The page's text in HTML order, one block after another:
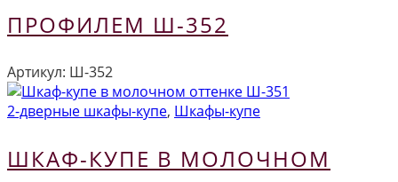
ПРОФИЛЕМ Ш-352
Артикул: Ш-352
2-дверные шкафы-купе, Шкафы-купе
ШКАФ-КУПЕ В МОЛОЧНОМ